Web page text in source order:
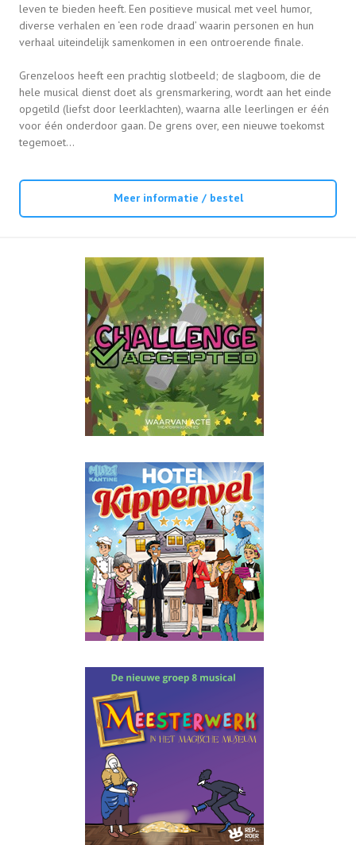
leven te bieden heeft. Een positieve musical met veel humor,
diverse verhalen en ‘een rode draad’ waarin personen en hun
verhaal uiteindelijk samenkomen in een ontroerende finale.
Grenzeloos heeft een prachtig slotbeeld; de slagboom, die de
hele musical dienst doet als grensmarkering, wordt aan het einde
opgetild (liefst door leerklachten), waarna alle leerlingen er één
voor één onderdoor gaan. De grens over, een nieuwe toekomst
tegemoet…
Meer informatie / bestel